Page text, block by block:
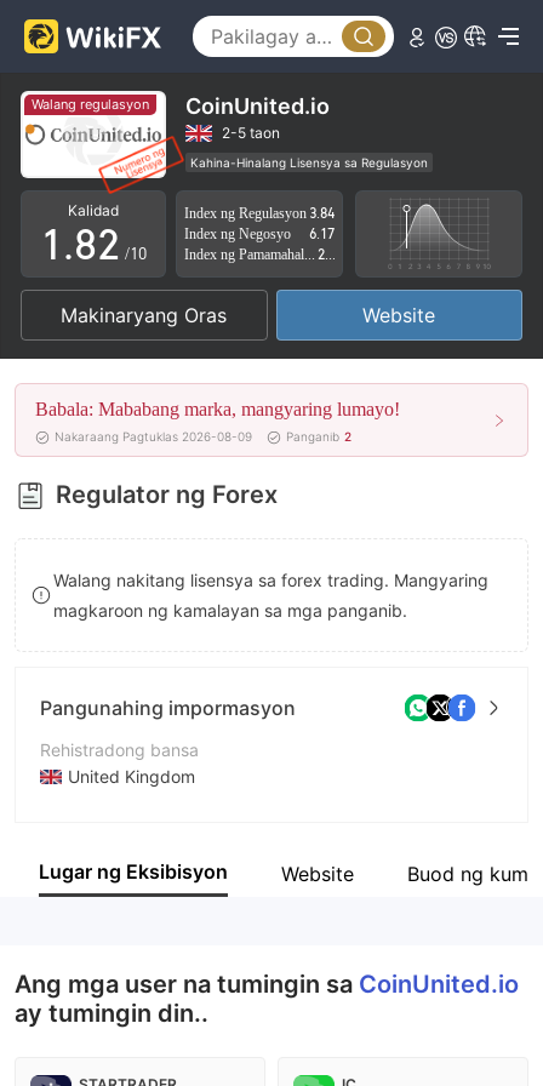
Walang regulasyon CoinUnited.io
2-5 taon
Kahina-Hinalang Lisensya sa Regulasyon
Kahina-hinalang saklaw ng Negosyo
Mataas na potensyal na peligro
Kalidad
0
1
2
3
4
5
6
7
8
9
.
4
5
6
7
8
9
0
1
2
3
4
5
6
7
8
9
/10
Index ng Regulasyon 3.84
Index ng Negosyo
6.17
2.21
Makinaryang Oras Website
Babala: Mababang marka, mangyaring lumayo!
Nakaraang Pagtuklas 2026-08-09 Panganib 2
Regulator ng Forex
Walang nakitang lisensya sa forex trading. Mangyaring
magkaroon ng kamalayan sa mga panganib.
Pangunahing impormasyon
Rehistradong bansa
United Kingdom
Kumpanya
Lugar ng Eksibisyon Website Buod ng
Ang mga user na tumingin sa CoinUnited.io
ay tumingin din..